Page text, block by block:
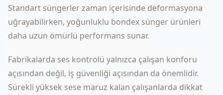
Standart süngerler zaman içerisinde deformasyona
uğrayabilirken, yoğunluklu bondex sünger ürünleri
daha uzun ömürlü performans sunar.
Fabrikalarda ses kontrolü yalnızca çalışan konforu
açısından değil, iş güvenliği açısından da önemlidir.
Sürekli yüksek sese maruz kalan çalışanlarda dikkat